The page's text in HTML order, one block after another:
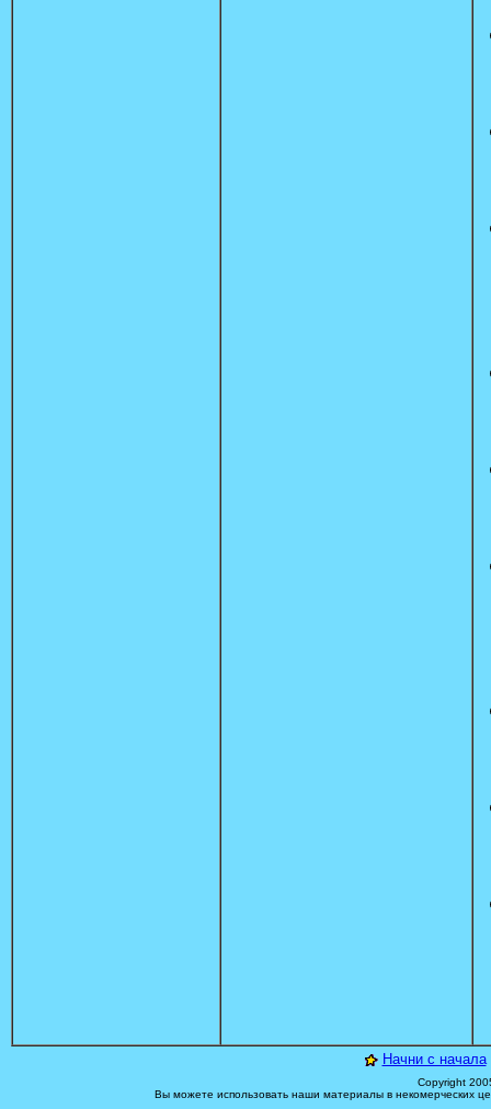
Начни с начала
Copyright
Вы можете использовать наши материалы в некомерческих